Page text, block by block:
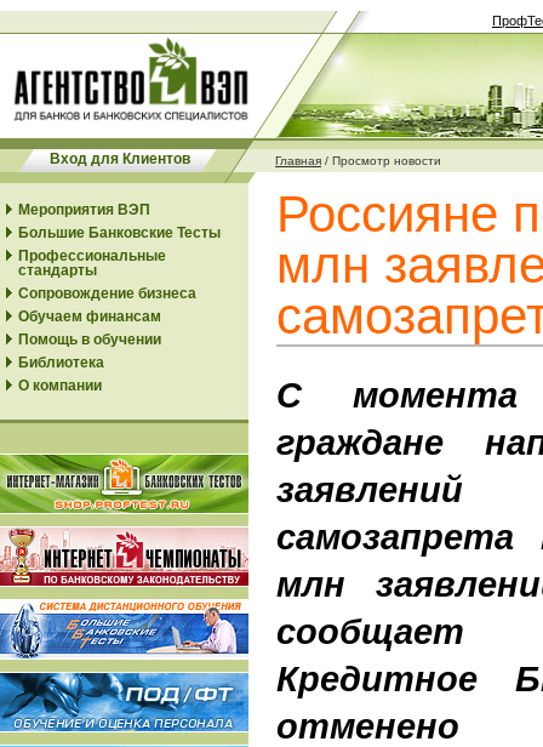
Вход для Клиентов Главная / Просмотр новости
Мероприятия ВЭП
Большие Банковские Тесты
Профессиональные
стандарты
Сопровождение бизнеса
Обучаем финансам
Помощь в обучении
Библиотека
О компании
Россияне
млн
С момента
граждане
млн
сообщает
Кредитное